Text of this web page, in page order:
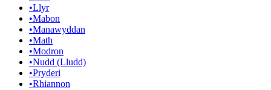
•Llyr
•Mabon
•Manawyddan
•Math
•Modron
•Nudd (Lludd)
•Pryderi
•Rhiannon